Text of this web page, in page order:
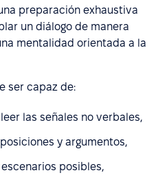
preparación exhaustiva
un diálogo de manera
mentalidad orientada a la
ser capaz de:
las señales no verbales,
y argumentos,
posibles,